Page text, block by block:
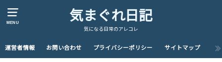
MENU 気まぐれ日記
気になる日常のアレコレ
運営者情報 お問い合わせ プライバシーポリシー サイトマップ